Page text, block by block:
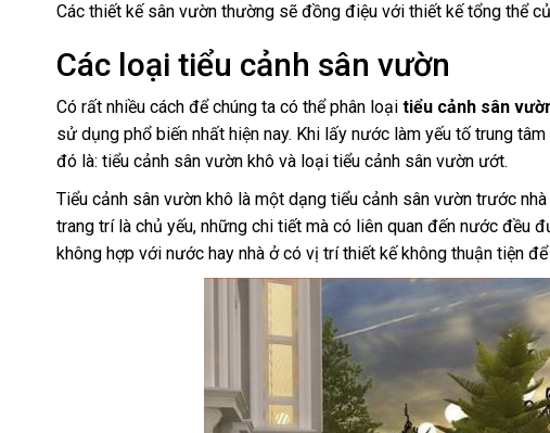
Các thiết kế sân vườn thường sẽ đồng điệu với thiết kế tổng thể
Các loại tiểu cảnh sân vườn
Có rất nhiều cách để chúng ta có thể phân loại tiểu cảnh sân
sử dụng phổ biến nhất hiện nay. Khi lấy nước làm yếu tố trung
đó là: tiểu cảnh sân vườn khô và loại tiểu cảnh sân vườn ướt.
Tiểu cảnh sân vườn khô là một dạng tiểu cảnh sân vườn trước
trang trí là chủ yếu, những chi tiết mà có liên quan đến nước đều
không hợp với nước hay nhà ở có vị trí thiết kế không thuận tiện